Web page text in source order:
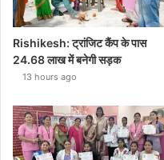
Rishikesh: ट्रांजिट कैंप के पास
24.68 लाख में बनेगी सड़क
13 hours ago